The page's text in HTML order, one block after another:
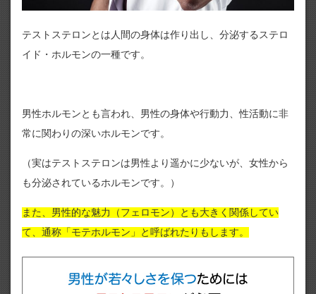
テストステロンとは人間の身体は作り出し、分泌するステロ
イド・ホルモンの一種です。
男性ホルモンとも言われ、男性の身体や行動力、性活動に非
常に関わりの深いホルモンです。
（実はテストステロンは男性より遥かに少ないが、女性から
も分泌されているホルモンです。）
また、男性的な魅力（フェロモン）とも大きく関係してい
て、通称「モテホルモン」と呼ばれたりもします。